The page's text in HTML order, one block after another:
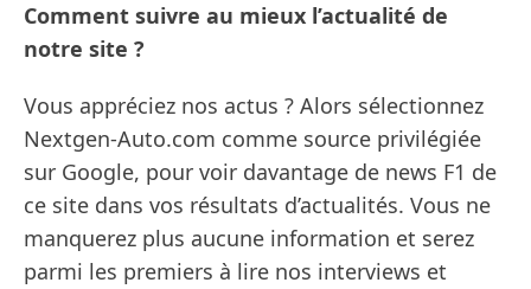
Comment suivre au mieux l’actualité de
notre site ?
Vous appréciez nos actus ? Alors sélectionnez
Nextgen-Auto.com comme source privilégiée
sur Google, pour voir davantage de news F1 de
ce site dans vos résultats d’actualités. Vous ne
manquerez plus aucune information et serez
parmi les premiers à lire nos interviews et